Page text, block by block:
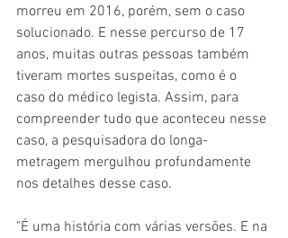
morreu em 2016, porém, sem o caso
solucionado. E nesse percurso de 17
anos, muitas outras pessoas também
tiveram mortes suspeitas, como é o
caso do médico legista. Assim, para
compreender tudo que aconteceu nesse
caso, a pesquisadora do longa-
metragem mergulhou profundamente
nos detalhes desse caso.
"É uma história com várias versões. E na